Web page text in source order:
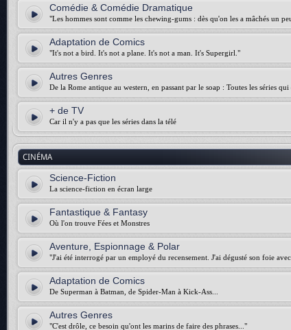
Comédie & Comédie Dramatique
"Les hommes sont comme les chewing-gums : dès qu'on les a mâchés un
Adaptation de Comics
"It's not a bird. It's not a plane. It's not a man. It's Supergirl."
Autres Genres
De la Rome antique au western, en passant par le soap : Toutes les séries
+ de TV
Car il n'y a pas que les séries dans la télé
CINÉMA
Science-Fiction
La science-fiction en écran large
Fantastique & Fantasy
Où l'on trouve Fées et Monstres
Aventure, Espionnage & Polar
"J'ai été interrogé par un employé du recensement. J'ai dégusté son foie
Adaptation de Comics
De Superman à Batman, de Spider-Man à Kick-Ass...
Autres Genres
"C'est drôle, ce besoin qu'ont les marins de faire des phrases..."